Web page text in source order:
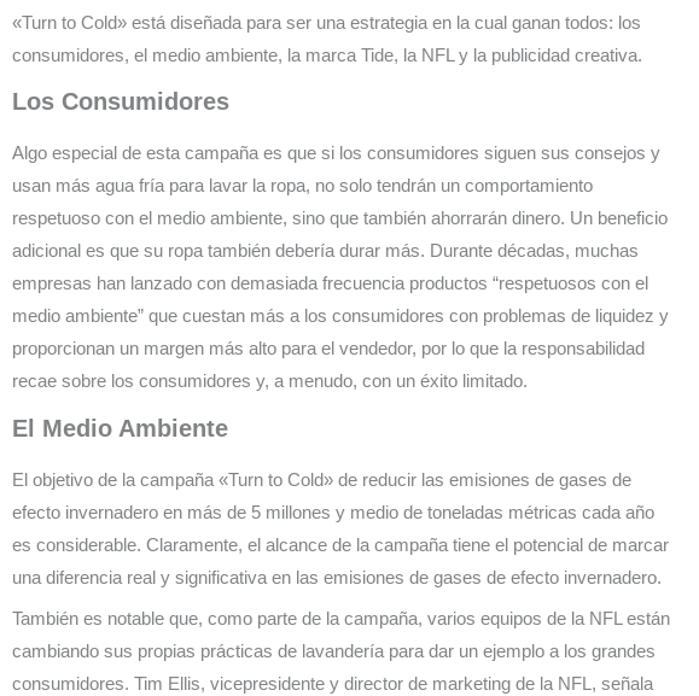
«Turn to Cold» está diseñada para ser una estrategia en la cual ganan todos: los
consumidores, el medio ambiente, la marca Tide, la NFL y la publicidad creativa.
Los Consumidores
Algo especial de esta campaña es que si los consumidores siguen sus consejos y
usan más agua fría para lavar la ropa, no solo tendrán un comportamiento
respetuoso con el medio ambiente, sino que también ahorrarán dinero. Un beneficio
adicional es que su ropa también debería durar más. Durante décadas, muchas
empresas han lanzado con demasiada frecuencia productos “respetuosos con el
medio ambiente” que cuestan más a los consumidores con problemas de liquidez y
proporcionan un margen más alto para el vendedor, por lo que la responsabilidad
recae sobre los consumidores y, a menudo, con un éxito limitado.
El Medio Ambiente
El objetivo de la campaña «Turn to Cold» de reducir las emisiones de gases de
efecto invernadero en más de 5 millones y medio de toneladas métricas cada año
es considerable. Claramente, el alcance de la campaña tiene el potencial de marcar
una diferencia real y significativa en las emisiones de gases de efecto invernadero.
También es notable que, como parte de la campaña, varios equipos de la NFL están
cambiando sus propias prácticas de lavandería para dar un ejemplo a los grandes
consumidores. Tim Ellis, vicepresidente y director de marketing de la NFL, señala